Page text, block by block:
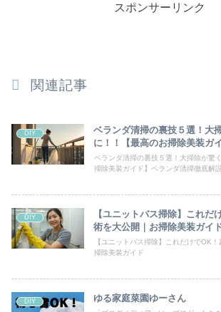
スポンサーリンク
関連記事
DIY
ベランダ清掃の裏技５選！大
に！！【最高のお掃除美装ガイ
ベランダ清掃の裏技５選！大掃除が驚
掃除美装ガイド】ベランダ清掃徹底解
DIY
【ユニットバス掃除】これだ
術を大公開｜お掃除美装ガイ
【ユニットバス掃除】これだけでOK
掃除美装ガイド
DIY ゆる家庭菜園ゆーさん